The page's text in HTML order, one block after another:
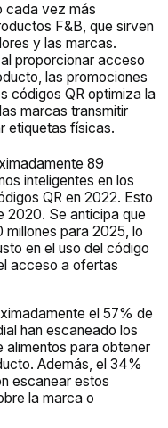
cada vez más
F&B, que sirven
y las marcas.
proporcionar acceso
las promociones
códigos QR optimiza la
marcas transmitir
etiquetas físicas.
89
inteligentes en los
QR en 2022. Esto
2020. Se anticipa que
para 2025, lo
en el uso del código
acceso a ofertas
el 57% de
han escaneado los
alimentos para obtener
Además, el 34%
escanear estos
la marca o